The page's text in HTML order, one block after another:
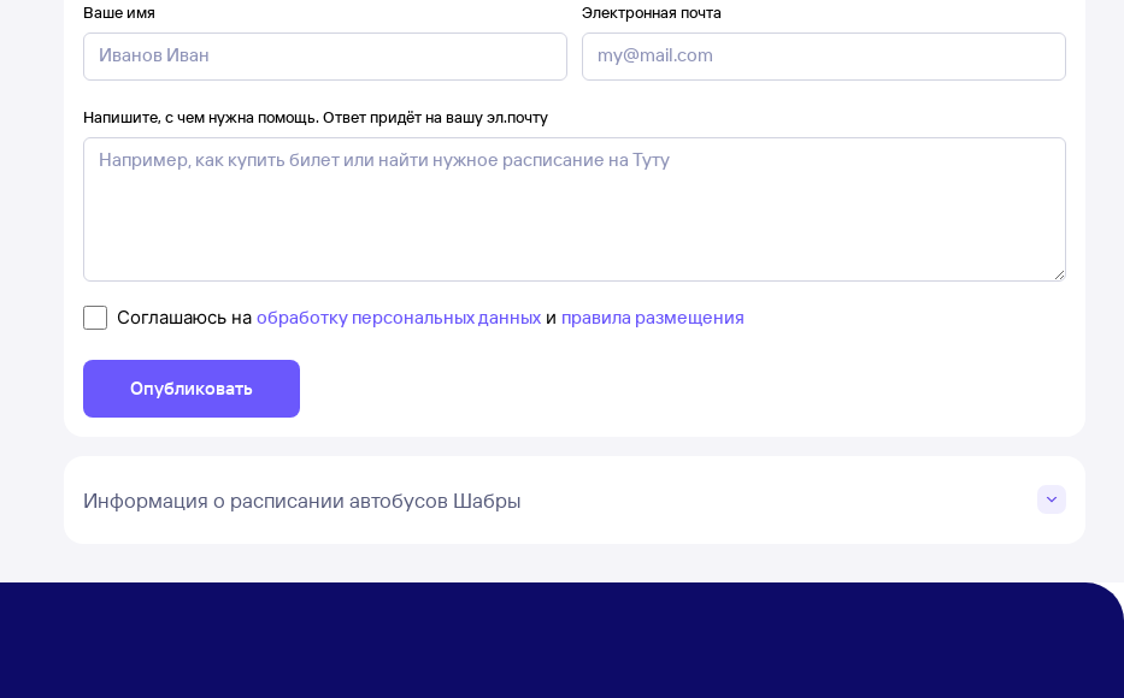
Ваше имя Электронная почта
Напишите, с чем нужна помощь. Ответ придёт на вашу эл.почту
Соглашаюсь на обработку персональных данных и правила размещения
Опубликовать
Информация о расписании автобусов Шабры